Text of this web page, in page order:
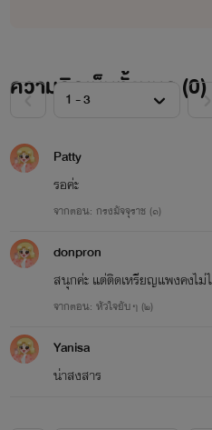
“อย่าแตะต้องลูกหว้าเลยค่ะ
กับฉันหรือไงฮ้า!”“เปล่านะคะ
เนื้อตัวสกปรก เพราะร่างกายขอ
อาจจะถูกหนอนเจาะจนเป็นรูพ
ลากลั้นใจเอ่ยยาวเหยียด ถือว่า
คำกับเขา นั่นคงเป็นเพราะเสียง
คนอื่น ซึ่งมันยังดังก้องอยู่ในหู
ตากลมๆ ก็ปิดลง รอคอยโทษทัณ
อีกครั้ง ก็เจอกับเจ้าของร่างกำ
ความคิดเห็นทั้งหมด (0)
Patty
รอค่ะ
จากตอน: กรงมัจจุราช (๑)
donpron
สนุกค่ะ แต่ติดเหรียญแพงคงไม่
จากตอน: หัวใจยับๆ (๒)
Yanisa
น่าสงสาร